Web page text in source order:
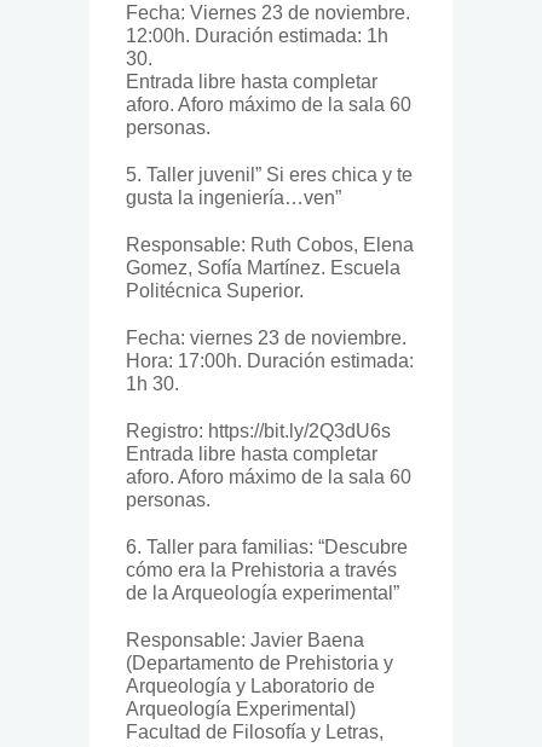
Fecha: Viernes 23 de noviembre.
12:00h. Duración estimada: 1h
30.
Entrada libre hasta completar
aforo. Aforo máximo de la sala 60
personas.
5. Taller juvenil” Si eres chica y te
gusta la ingeniería…ven”
Responsable: Ruth Cobos, Elena
Gomez, Sofía Martínez. Escuela
Politécnica Superior.
Fecha: viernes 23 de noviembre.
Hora: 17:00h. Duración estimada:
1h 30.
Registro: https://bit.ly/2Q3dU6s
Entrada libre hasta completar
aforo. Aforo máximo de la sala 60
personas.
6. Taller para familias: “Descubre
cómo era la Prehistoria a través
de la Arqueología experimental”
Responsable: Javier Baena
(Departamento de Prehistoria y
Arqueología y Laboratorio de
Arqueología Experimental)
Facultad de Filosofía y Letras,